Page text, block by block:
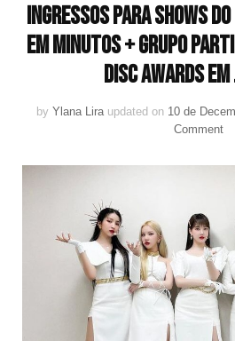
Ingressos para shows do
em minutos + grupo
Disc Awards
by Ylana Lira updated on 10 de
Commenton
+